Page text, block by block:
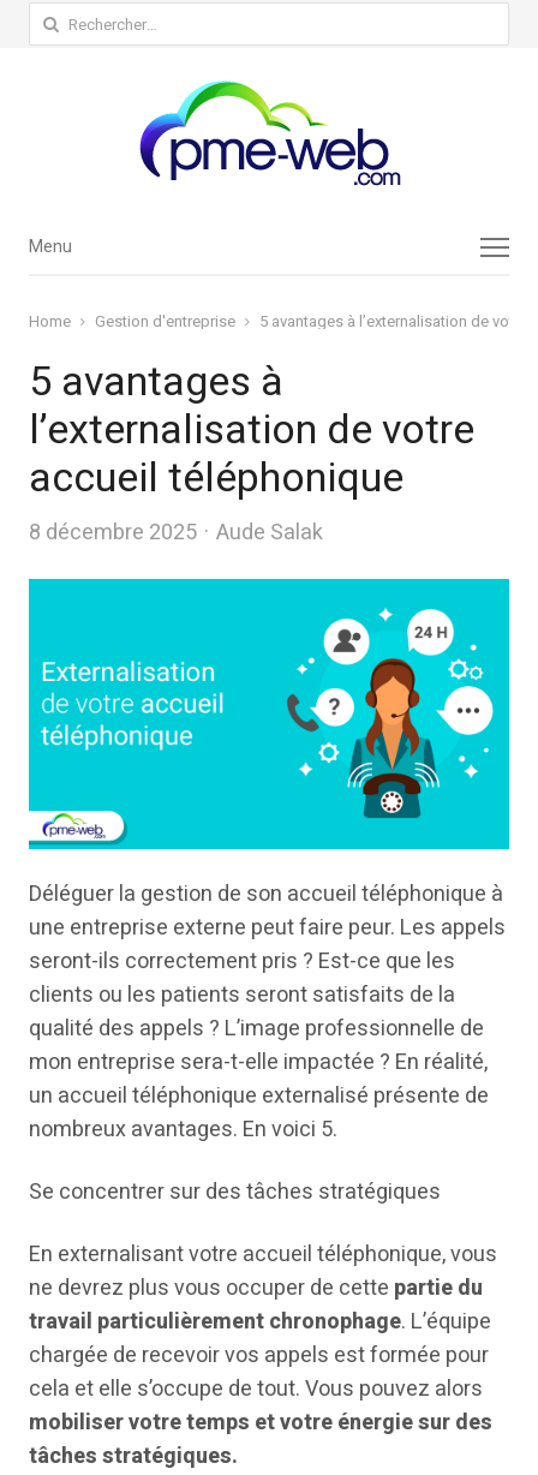
Rechercher :
Menu
Menu
Home Gestion d'entreprise 5 avantages à l’externalisation de
5 avantages à
l’externalisation de votre
accueil téléphonique
8 décembre 2025 Author
Aude Salak
Déléguer la gestion de son accueil téléphonique à
une entreprise externe peut faire peur. Les appels
seront-ils correctement pris ? Est-ce que les
clients ou les patients seront satisfaits de la
qualité des appels ? L’image professionnelle de
mon entreprise sera-t-elle impactée ? En réalité,
un accueil téléphonique externalisé présente de
nombreux avantages. En voici 5.
Se concentrer sur des tâches stratégiques
En externalisant votre accueil téléphonique, vous
ne devrez plus vous occuper de cette partie du
travail particulièrement chronophage. L’équipe
chargée de recevoir vos appels est formée pour
cela et elle s’occupe de tout. Vous pouvez alors
mobiliser votre temps et votre énergie sur des
tâches stratégiques.